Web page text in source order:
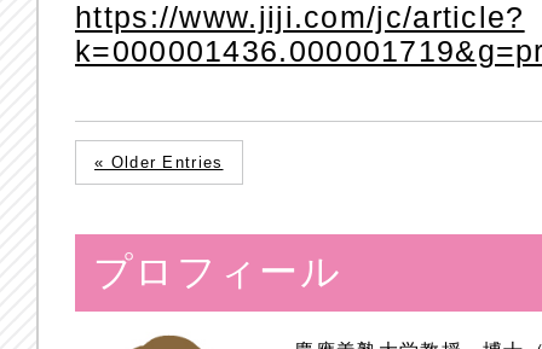
https://www.jiji.com/jc/article?
« Older Entries
プロフィール